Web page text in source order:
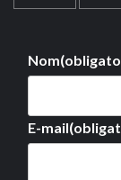
Nom
E-mail